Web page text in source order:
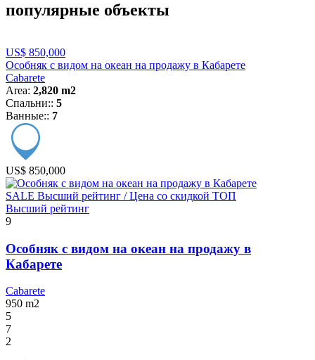
популярные объекты
US$ 850,000
Особняк с видом на океан на продажу в Кабарете
Cabarete
Area: 2,820 m2
Спальни:: 5
Ванные:: 7
US$ 850,000
SALE Высший рейтинг / Цена со скидкой ТОП
Высший рейтинг
9
Особняк с видом на океан на продажу в
Кабарете
Cabarete
950 m2
5
7
2